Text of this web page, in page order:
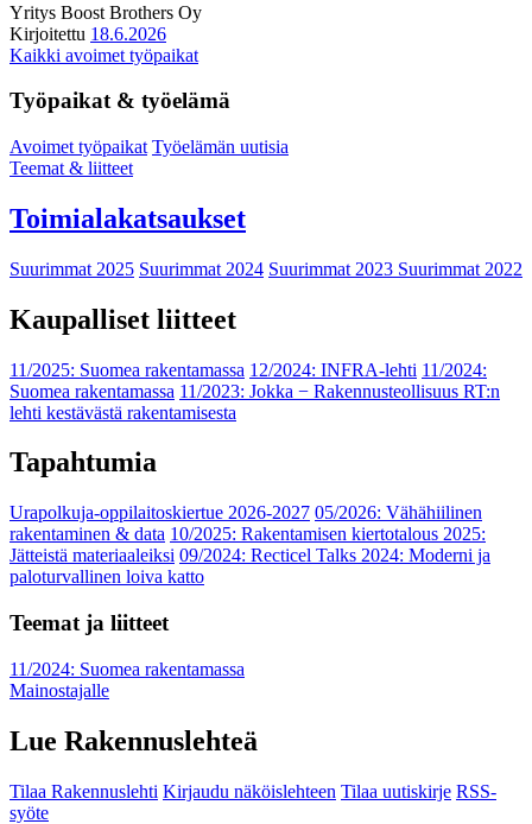
Yritys Boost Brothers Oy
Kirjoitettu 18.6.2026
Kaikki avoimet työpaikat
Työpaikat & työelämä
Avoimet työpaikat Työelämän uutisia
Teemat & liitteet
Toimialakatsaukset
Suurimmat 2025 Suurimmat 2024 Suurimmat 2023 Suurimmat 2022
Kaupalliset liitteet
11/2025: Suomea rakentamassa 12/2024: INFRA-lehti 11/2024:
Suomea rakentamassa 11/2023: Jokka − Rakennusteollisuus RT:n
lehti kestävästä rakentamisesta
Tapahtumia
Urapolkuja-oppilaitoskiertue 2026-2027 05/2026: Vähähiilinen
rakentaminen & data 10/2025: Rakentamisen kiertotalous 2025:
Jätteistä materiaaleiksi 09/2024: Recticel Talks 2024: Moderni ja
paloturvallinen loiva katto
Teemat ja liitteet
11/2024: Suomea rakentamassa
Mainostajalle
Lue Rakennuslehteä
Tilaa Rakennuslehti Kirjaudu näköislehteen Tilaa uutiskirje RSS-
syöte